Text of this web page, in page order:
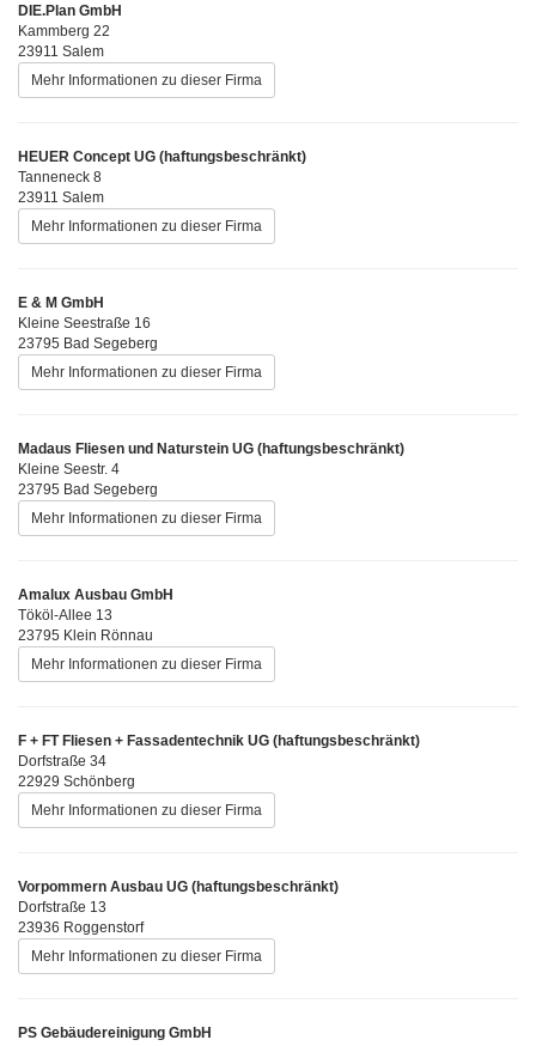
DIE.Plan GmbH
Kammberg 22
23911 Salem
Mehr Informationen zu dieser Firma
HEUER Concept UG (haftungsbeschränkt)
Tanneneck 8
23911 Salem
Mehr Informationen zu dieser Firma
E & M GmbH
Kleine Seestraße 16
23795 Bad Segeberg
Mehr Informationen zu dieser Firma
Madaus Fliesen und Naturstein UG (haftungsbeschränkt)
Kleine Seestr. 4
23795 Bad Segeberg
Mehr Informationen zu dieser Firma
Amalux Ausbau GmbH
Tököl-Allee 13
23795 Klein Rönnau
Mehr Informationen zu dieser Firma
F + FT Fliesen + Fassadentechnik UG (haftungsbeschränkt)
Dorfstraße 34
22929 Schönberg
Mehr Informationen zu dieser Firma
Vorpommern Ausbau UG (haftungsbeschränkt)
Dorfstraße 13
23936 Roggenstorf
Mehr Informationen zu dieser Firma
PS Gebäudereinigung GmbH